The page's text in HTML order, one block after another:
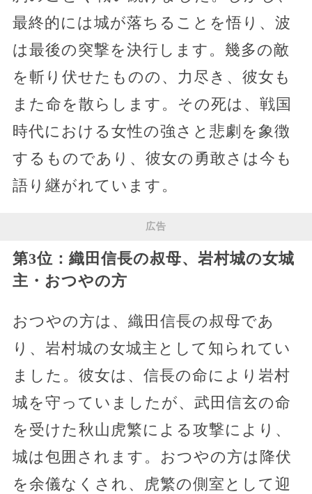
最終的には城が落ちることを悟り、波
は最後の突撃を決行します。幾多の敵
を斬り伏せたものの、力尽き、彼女も
また命を散らします。その死は、戦国
時代における女性の強さと悲劇を象徴
するものであり、彼女の勇敢さは今も
語り継がれています。
広告
第3位：織田信長の叔母、岩村城の女城
主・おつやの方
おつやの方は、織田信長の叔母であ
り、岩村城の女城主として知られてい
ました。彼女は、信長の命により岩村
城を守っていましたが、武田信玄の命
を受けた秋山虎繁による攻撃により、
城は包囲されます。おつやの方は降伏
を余儀なくされ、虎繁の側室として迎